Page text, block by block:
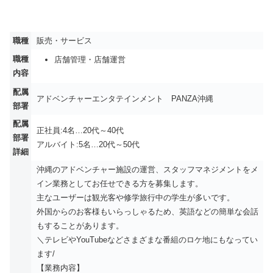
職種
販売・サービス
職種
内容
店舗管理・店舗運営
配属
部署
アドベンチャーエンタテインメント PANZA沖縄
配属
部署
詳細
正社員:4名…20代～40代
アルバイト:5名…20代～50代
沖縄のアドベンチャー施設の運営、スタッフマネジメントをメ
イン業務としてお任せできる方を募集します。
主なユーザーは観光客や修学旅行中の学生が多いです。
外国からのお客様もいらっしゃるため、英語などの簡単な会話
もすることがあります。
＼テレビやYouTubeなどさまざまな番組のロケ地にもなってい
ます/
【業務内容】